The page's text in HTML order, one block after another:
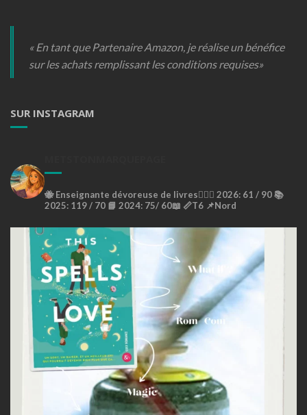
« En tant que Partenaire Amazon, je réalise un bénéfice
sur les achats remplissant les conditions requises»
SUR INSTAGRAM
🐝Enseignante dévoreuse de livres🙇🏼‍♀️ 2026: 61 / 90 📚
2025: 119 / 70 📘 2024: 75/ 60📖 📏T6 📌Nord